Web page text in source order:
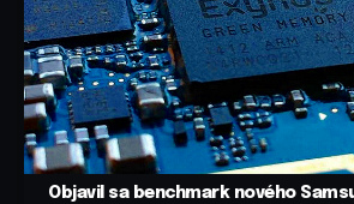
Objavil sa benchmark nového